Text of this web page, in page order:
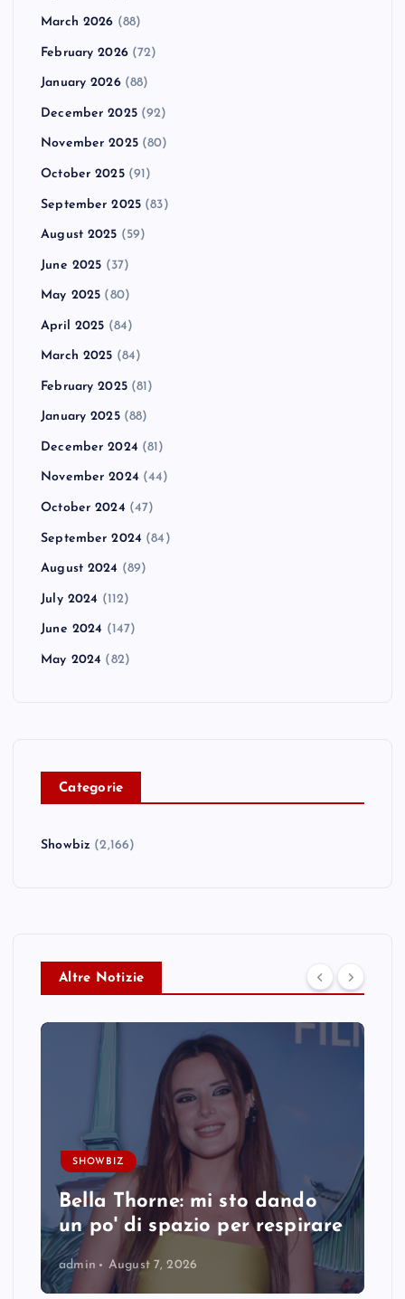
March 2026 (88)
February 2026(72)
January 2026(88)
December 2025(92)
November 2025(80)
October 2025(91)
September 2025 (83)
August 2025 (59)
June 2025 (37)
May 2025 (80)
April 2025 (84)
March 2025 (84)
February 2025(81)
January 2025(88)
December 2024 (81)
November 2024 (44)
October 2024 (47)
September 2024 (84)
August 2024 (89)
July 2024 (112)
June 2024 (147)
May 2024 (82)
Categorie
Showbiz (2,166)
Altre Notizie
SHOWBIZ
Bella Thorne: mi sto dando
un po' di spazio per respirare
admin August 7, 2026